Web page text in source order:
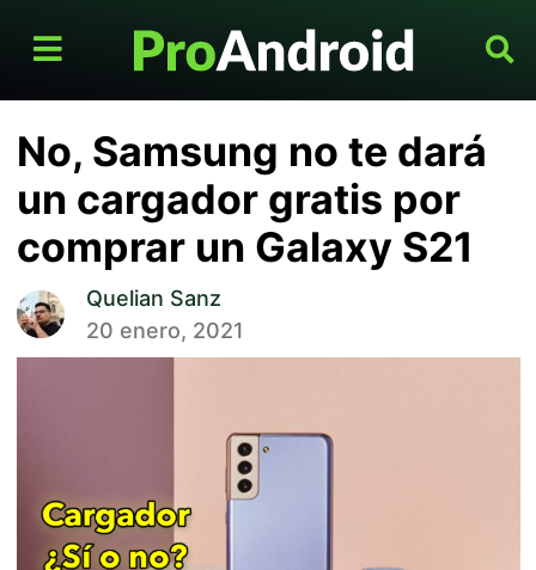
No, Samsung no te dará
un cargador gratis por
comprar un Galaxy S21
Quelian Sanz
20 enero, 2021